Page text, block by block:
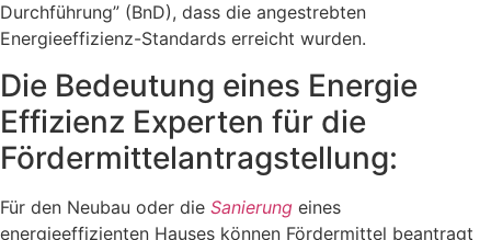
Durchführung” (BnD), dass die angestrebten
Energieeffizienz-Standards erreicht wurden.
Die Bedeutung eines Energie
Effizienz Experten für die
Fördermittelantragstellung:
Für den Neubau oder die Sanierung eines
energieeffizienten Hauses können Fördermittel beantragt